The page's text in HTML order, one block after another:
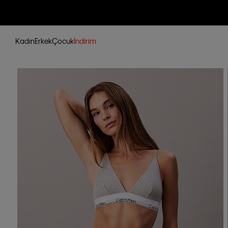
KadınErkekÇocukİndirim